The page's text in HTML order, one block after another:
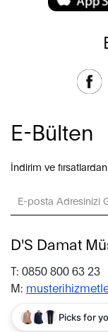
E-Bülten
İndirim ve
D'S Damat
T: 0850 800 63 23
M: